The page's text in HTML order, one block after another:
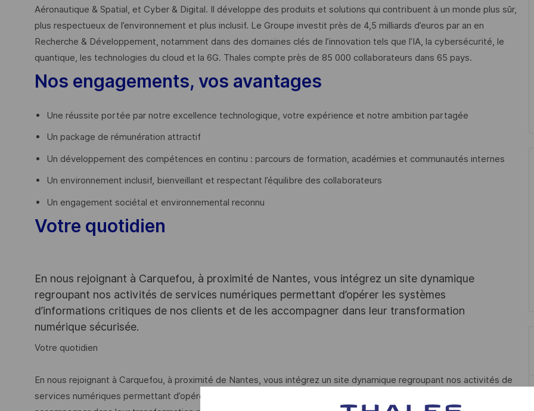
Aéronautique & Spatial, et Cyber & Digital. Il développe des produits et solutions qui contribuent à un monde plus sûr,
plus respectueux de l’environnement et plus inclusif. Le Groupe investit près de 4,5 milliards d’euros par an en
Recherche & Développement, notamment dans des domaines clés de l’innovation tels que l’IA, la cybersécurité, le
quantique, les technologies du cloud et la 6G. Thales compte près de 85 000 collaborateurs dans 65 pays. ​
Nos engagements, vos avantages
Une réussite portée par notre excellence technologique, votre expérience et notre ambition partagée
Un package de rémunération attractif
Un développement des compétences en continu : parcours de formation, académies et communautés internes
Un environnement inclusif, bienveillant et respectant l’équilibre des collaborateurs
Un engagement sociétal et environnemental reconnu
Votre quotidien
En nous rejoignant à Carquefou, à proximité de Nantes, vous intégrez un site dynamique
regroupant nos activités de services numériques permettant d’opérer les systèmes
d’informations critiques de nos clients et de les accompagner dans leur transformation
numérique sécurisée.
Votre quotidien
En nous rejoignant à Carquefou, à proximité de Nantes, vous intégrez un site dynamique regroupant nos activités de
services numériques permettant d’opérer les systèmes d’informations critiques de nos clients et de les